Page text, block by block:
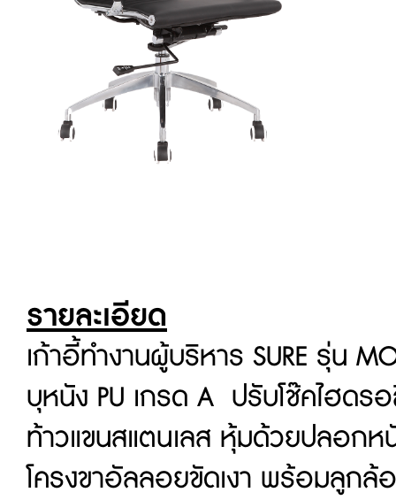
รายละเอียด
เก้าอี้ทำงานผู้บริหาร SURE รุ่น
บุหนัง PU เกรด A ปรับโช๊คไฮดร
ท้าวแขนสแตนเลส หุ้มด้วยปลอกห
โครงขาอัลลอยขัดเงา พร้อมลูกล้